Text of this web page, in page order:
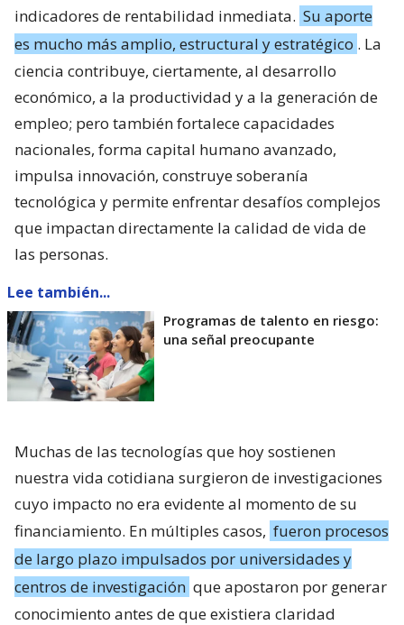
indicadores de rentabilidad inmediata. Su aporte
es mucho más amplio, estructural y estratégico . La
ciencia contribuye, ciertamente, al desarrollo
económico, a la productividad y a la generación de
empleo; pero también fortalece capacidades
nacionales, forma capital humano avanzado,
impulsa innovación, construye soberanía
tecnológica y permite enfrentar desafíos complejos
que impactan directamente la calidad de vida de
las personas.
Lee también...
Programas de talento en riesgo:
una señal preocupante
Muchas de las tecnologías que hoy sostienen
nuestra vida cotidiana surgieron de investigaciones
cuyo impacto no era evidente al momento de su
financiamiento. En múltiples casos, fueron procesos
de largo plazo impulsados por universidades y
centros de investigación que apostaron por generar
conocimiento antes de que existiera claridad